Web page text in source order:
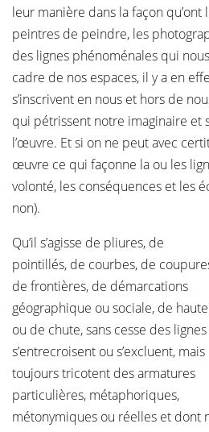
leur manière dans la façon qu’ont
peintres de peindre, les
des lignes phénoménales qui
cadre de nos espaces, il y a en
s’inscrivent en nous et hors de
qui pétrissent notre imaginaire et
l’œuvre. Et si on ne peut avec
œuvre ce qui façonne la ou les
volonté, les conséquences et les
non).
Qu’il s’agisse de pliures, de
pointillés, de courbes, de
de frontières, de démarcations
géographique ou sociale, de
ou de chute, sans cesse des lignes
s’entrecroisent ou s’excluent, mais
toujours tricotent des armatures
particulières, métaphoriques,
métonymiques ou réelles et dont